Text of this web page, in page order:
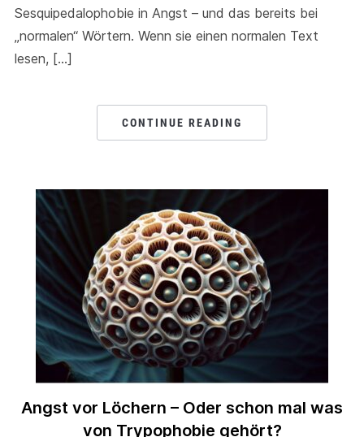
Sesquipedalophobie in Angst – und das bereits bei
„normalen“ Wörtern. Wenn sie einen normalen Text
lesen, […]
CONTINUE READING
Angst vor Löchern – Oder schon mal was
von Trypophobie gehört?